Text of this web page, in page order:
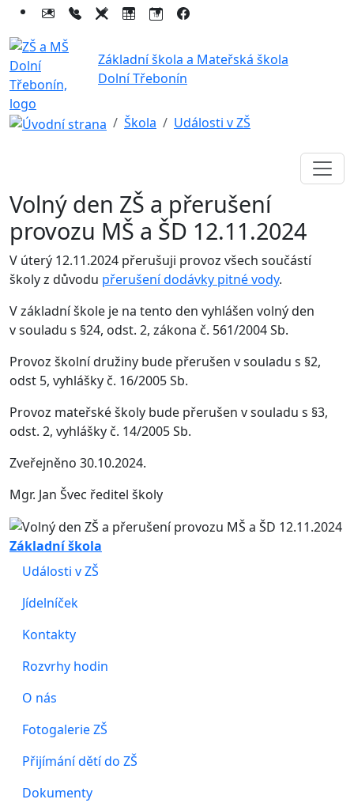
Základní škola a Mateřská škola
Dolní Třebonín
Škola Události v ZŠ
Volný den ZŠ a přerušení
provozu MŠ a ŠD 12.11.2024
V úterý 12.11.2024 přerušuji provoz všech součástí
školy z důvodu přerušení dodávky pitné vody.
V základní škole je na tento den vyhlášen volný den
v souladu s §24, odst. 2, zákona č. 561/2004 Sb.
Provoz školní družiny bude přerušen v souladu s §2,
odst 5, vyhlášky č. 16/2005 Sb.
Provoz mateřské školy bude přerušen v souladu s §3,
odst. 2, vyhlášky č. 14/2005 Sb.
Zveřejněno 30.10.2024.
Mgr. Jan Švec ředitel školy
Základní škola
Události v ZŠ
Jídelníček
Kontakty
Rozvrhy hodin
O nás
Fotogalerie ZŠ
Přijímání dětí do ZŠ
Dokumenty